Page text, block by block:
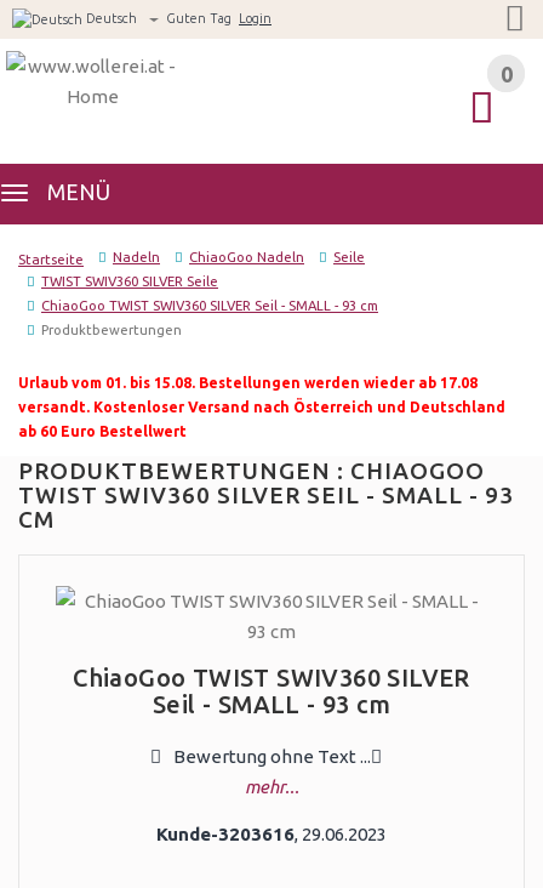
Deutsch Guten Tag Login
0
MENÜ
0
Startseite Nadeln ChiaoGoo Nadeln
Seile
TWIST SWIV360 SILVER Seile
ChiaoGoo TWIST SWIV360 SILVER Seil - SMALL - 93 cm
Produktbewertungen
Urlaub vom 01. bis 15.08. Bestellungen werden wieder ab 17.08
versandt. Kostenloser Versand nach Österreich und Deutschland
ab 60 Euro Bestellwert
PRODUKTBEWERTUNGEN : CHIAOGOO
TWIST SWIV360 SILVER SEIL - SMALL - 93
CM
ChiaoGoo TWIST SWIV360 SILVER
Seil - SMALL - 93 cm
Bewertung ohne Text ...
mehr...
Kunde-3203616, 29.06.2023